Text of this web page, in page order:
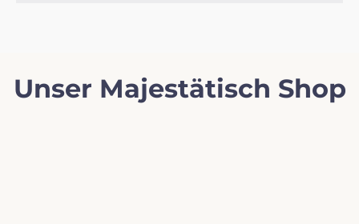
Unser Majestätisch Shop